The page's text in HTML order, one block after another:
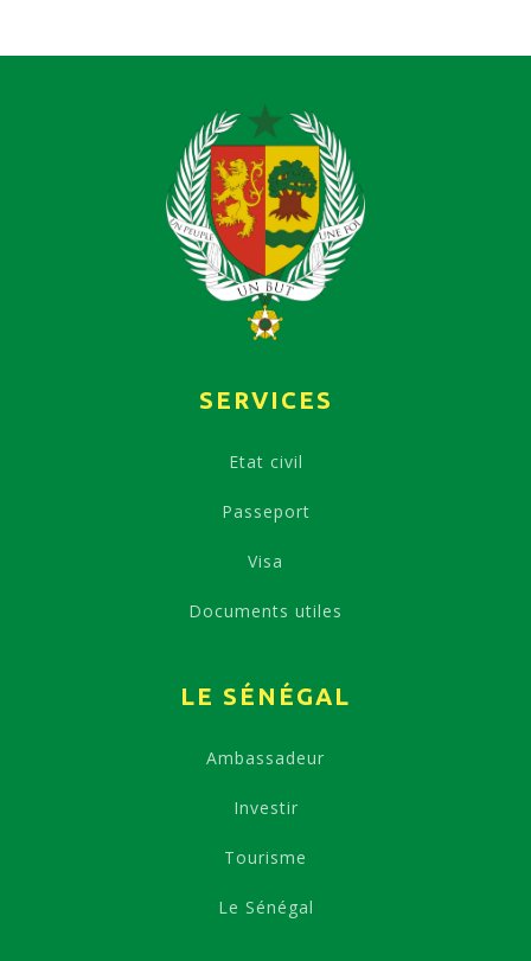
SERVICES
Etat civil
Passeport
Visa
Documents utiles
LE SÉNÉGAL
Ambassadeur
Investir
Tourisme
Le Sénégal